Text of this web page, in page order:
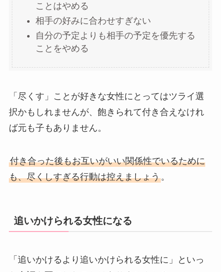
ことはやめる
相手の好みに合わせすぎない
自分の予定よりも相手の予定を優先する
ことをやめる
「尽くす」ことが好きな女性にとってはツライ選
択かもしれませんが、飽きられて付き合えなけれ
ば元も子もありません。
付き合った後もお互いがいい関係性でいるために
も、尽くしすぎる行動は控えましょう。
追いかけられる女性になる
「追いかけるより追いかけられる女性に」といっ